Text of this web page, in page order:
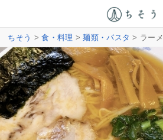
ちそう >食・料理 >麺類・パスタ > ラー